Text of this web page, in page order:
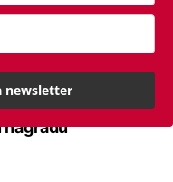
se obraćati
pitanju alkohol:
nagradu
newsletter